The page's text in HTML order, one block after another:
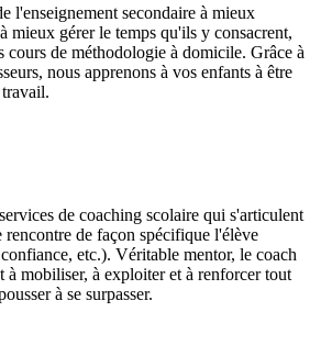
l'enseignement secondaire à mieux
mieux gérer le temps qu'ils y consacrent,
cours de méthodologie à domicile. Grâce à
nous apprenons à vos enfants à être
de coaching scolaire qui s'articulent
de façon spécifique l'élève
etc.). Véritable mentor, le coach
à mobiliser, à exploiter et à renforcer tout
à se surpasser.